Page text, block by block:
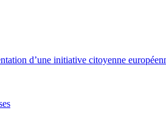
d’une initiative citoyenne